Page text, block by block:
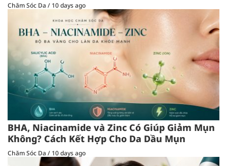
Chăm Sóc Da / 10 days ago
BHA, Niacinamide và Zinc Có Giúp Giảm Mụn
Không? Cách Kết Hợp Cho Da Dầu Mụn
Chăm Sóc Da / 10 days ago